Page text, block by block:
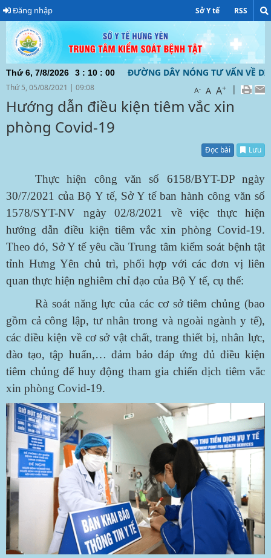
Đăng nhập Sở Y tế RSS
Thứ 6, 7/8/2026 3 : 10 : 01
HƯNG YÊN ĐƯỜNG DÂY NÓNG TƯ VẤN VỀ DỊCH BỆNH
Thứ 5, 05/08/2021 | 09:08 A- A A+ |
Hướng dẫn điều kiện tiêm vắc xin
phòng Covid-19
Đọc bài Lưu
Thực hiện công văn số 6158/BYT-DP ngày
30/7/2021 của Bộ Y tế, Sở Y tế ban hành công văn số
1578/SYT-NV ngày 02/8/2021 về việc thực hiện
hướng dẫn điều kiện tiêm vắc xin phòng Covid-19.
Theo đó, Sở Y tế yêu cầu Trung tâm kiểm soát bệnh tật
tỉnh Hưng Yên chủ trì, phối hợp với các đơn vị liên
quan thực hiện nghiêm chỉ đạo của Bộ Y tế, cụ thể:
Rà soát năng lực của các cơ sở tiêm chủng (bao
gồm cả công lập, tư nhân trong và ngoài ngành y tế),
các điều kiện về cơ sở vật chất, trang thiết bị, nhân lực,
đào tạo, tập huấn,… đảm bảo đáp ứng đủ điều kiện
tiêm chủng để huy động tham gia chiến dịch tiêm vắc
xin phòng Covid-19.